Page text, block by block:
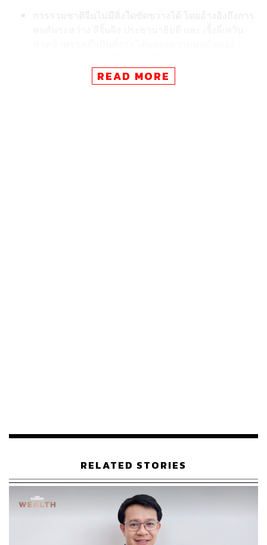
การรวมชาติจีนไม่มีสิ่งใดขัดขวางได้ โดยอ้างอิงถึงการ
ช่องแคบล้วนเป็นส่วนหนึ่งของประชาชาติจีน และสร้าง
พหุชนชาติที่งดงามภายใต้ความเชื่อร่วมกันว่า แผ่นดิน
เดียวในการรักษาสันติภาพในภูมิภาคคือการต่อต้าน
ข้อเรียกร้องโดยตรงต่อประเทศไทย จาง เจี้ยนเว่ย ได้
กล่าวชื่นชมจุดยืนของรัฐบาลไทยที่ผ่านมา โดยเฉพาะ
การอ้างอิงถึงแถลงการณ์ร่วมระหว่างรัฐบาลจีนและ
ไทยในปี 2025 ที่ไทยยืนยันนโยบายจีนเดียว อย่างไร
ก็ตาม เอกอัครราชทูตจีนได้แสดงท่าทีเชิงรุกโดยมีข้อ
เรียกร้อง 3 ประการต่อสังคมไทย
READ MORE
RELATED STORIES